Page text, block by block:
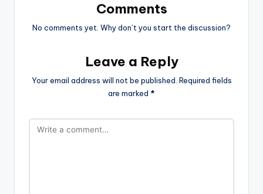
Comments
No comments yet. Why don’t you start the discussion?
Leave a Reply
Your email address will not be published. Required fields
are marked *